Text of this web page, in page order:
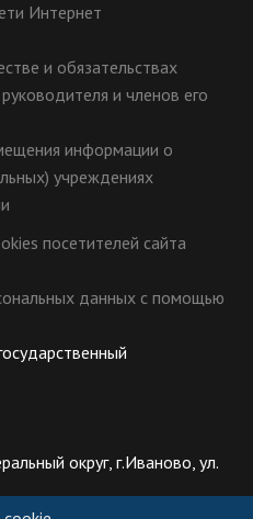
Интернет
и обязательствах
и членов его
информации о
учреждениях
посетителей сайта
данных с помощью
округ, г.Иваново, ул.